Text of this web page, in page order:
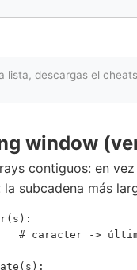
lista, descargas el
window
contiguos: en
subcadena más
# caracter ->